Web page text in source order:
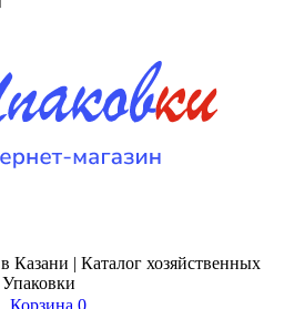
Казани | Каталог хозяйственных
Корзина 0